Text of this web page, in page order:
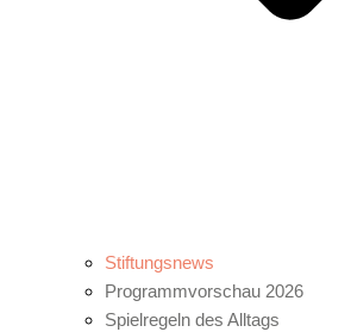
Stiftungsnews
Programmvorschau 2026
Spielregeln des Alltags